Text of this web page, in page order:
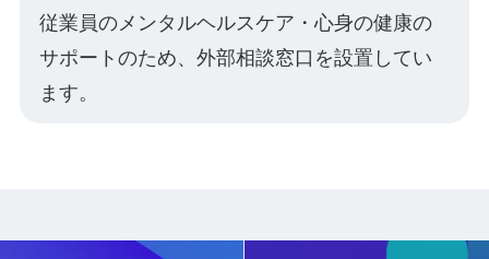
従業員のメンタルヘルスケア・心身の健康の
サポートのため、外部相談窓口を設置してい
ます。